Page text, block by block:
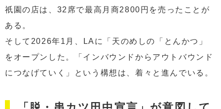
祇園の店は、32席で最高月商2800円を売ったことが
ある。
そして2026年1月、LAに「天のめしの「とんかつ」
をオープンした。「インバウンドからアウトバウンド
につなげていく」という構想は、着々と進んでいる。